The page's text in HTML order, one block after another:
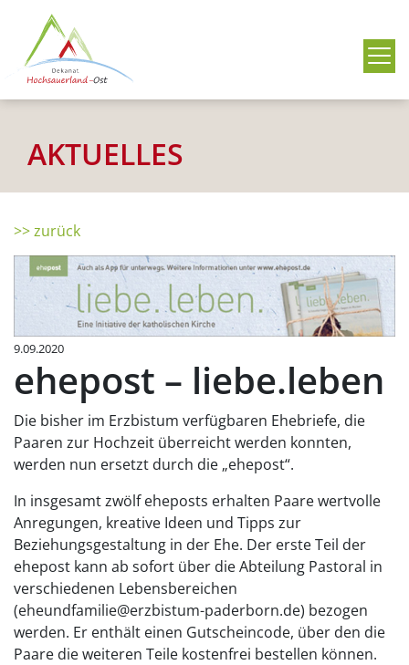
AKTUELLES
>> zurück
9.09.2020
ehepost – liebe.leben
Die bisher im Erzbistum verfügbaren Ehebriefe, die
Paaren zur Hochzeit überreicht werden konnten,
werden nun ersetzt durch die „ehepost“.
In insgesamt zwölf eheposts erhalten Paare wertvolle
Anregungen, kreative Ideen und Tipps zur
Beziehungsgestaltung in der Ehe. Der erste Teil der
ehepost kann ab sofort über die Abteilung Pastoral in
verschiedenen Lebensbereichen
(eheundfamilie@erzbistum-paderborn.de) bezogen
werden. Er enthält einen Gutscheincode, über den die
Paare die weiteren Teile kostenfrei bestellen können.